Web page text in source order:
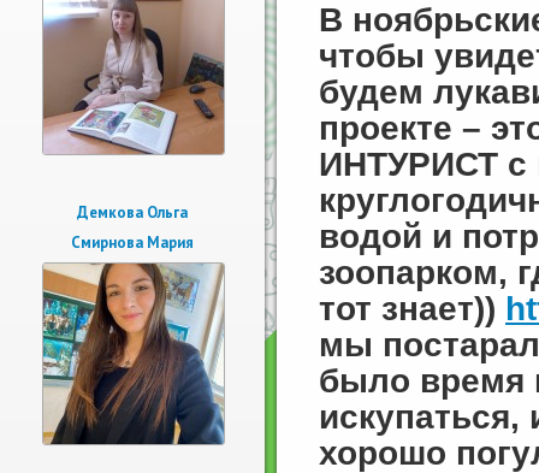
Демкова Ольга
Смирнова Мария
В
чтобы
будем
проекте –
ИНТУРИСТ с
водой и
зоопарком,
тот знает))
мы
было время
хорошо